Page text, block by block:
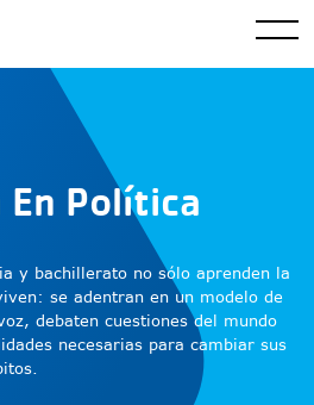
En Política
y bachillerato no sólo aprenden la
se adentran en un modelo de
debaten cuestiones del mundo
necesarias para cambiar sus